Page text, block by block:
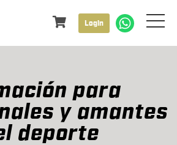
Login
para
y amantes
deporte